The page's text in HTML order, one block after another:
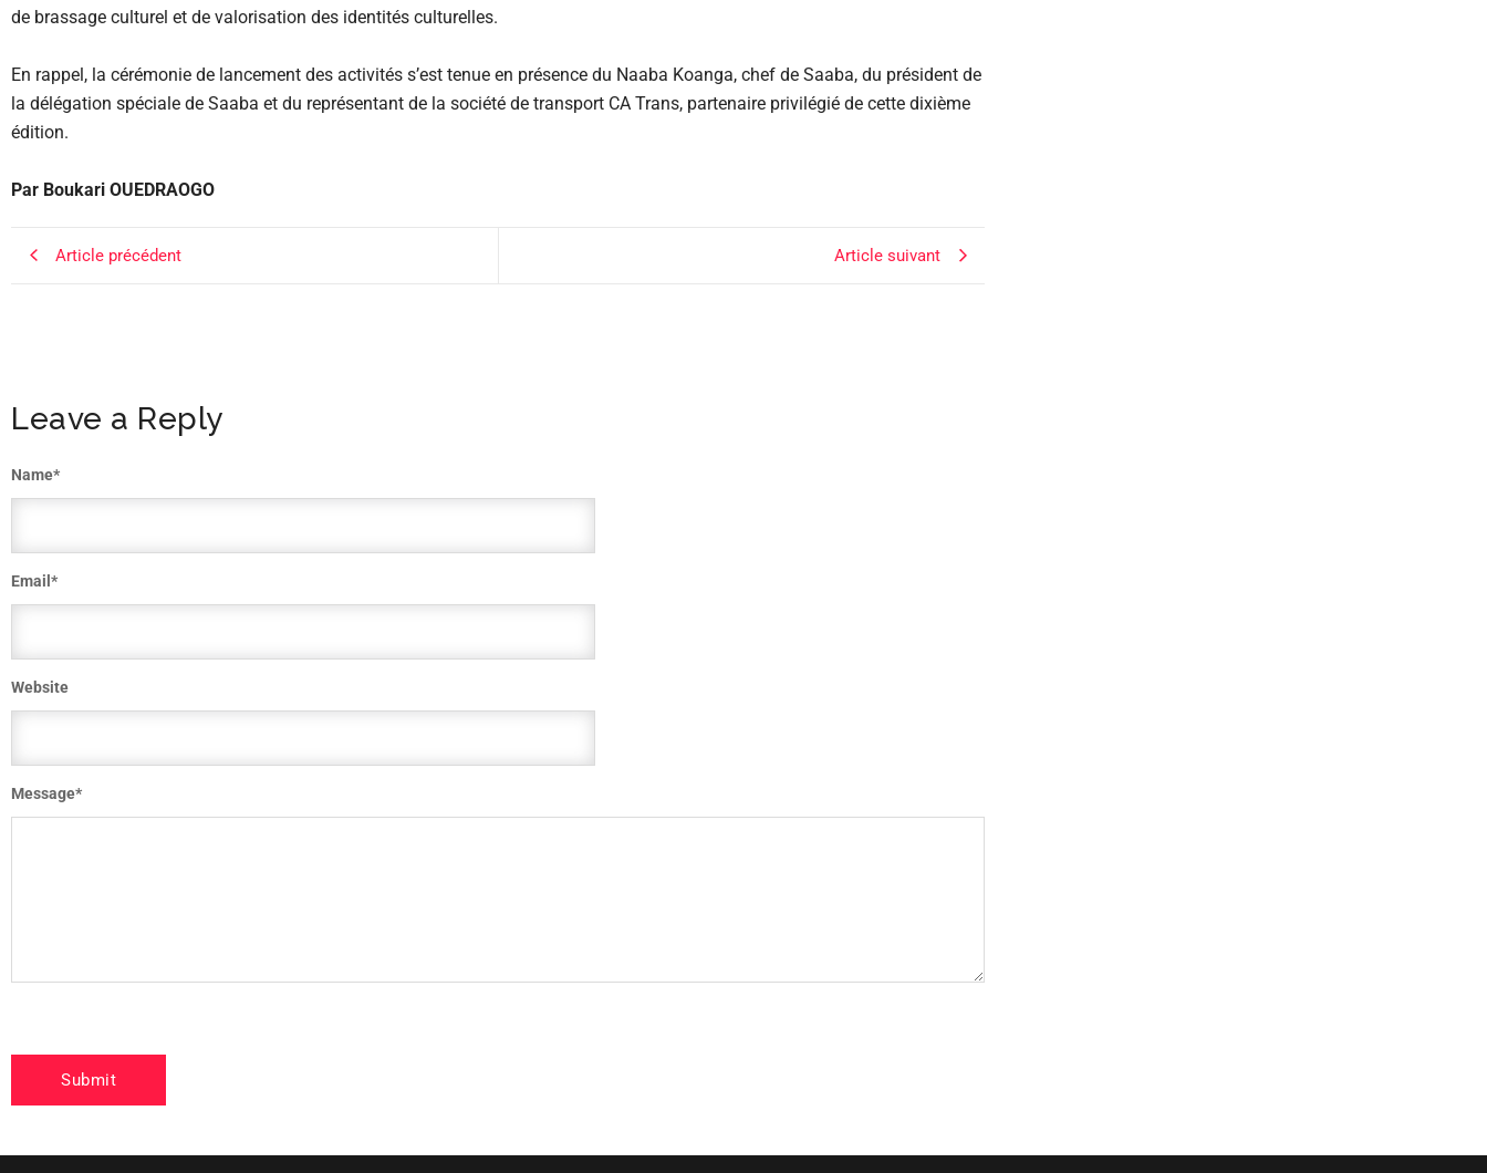
de brassage culturel et de valorisation des identités culturelles.
En rappel, la cérémonie de lancement des activités s’est tenue en présence du Naaba Koanga, chef de Saaba, du président de
la délégation spéciale de Saaba et du représentant de la société de transport CA Trans, partenaire privilégié de cette dixième
édition.
Par Boukari OUEDRAOGO
Article précédent Article suivant
Leave a Reply
Message*
Name*
Email*
Website